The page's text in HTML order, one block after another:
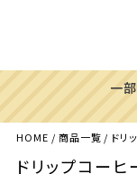
一
HOME 商品一覧 ドリ
ドリップコー